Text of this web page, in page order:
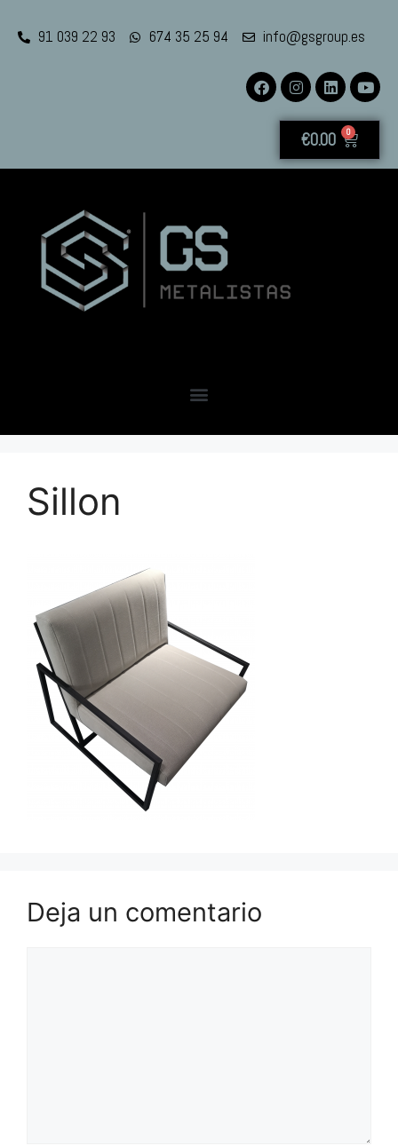
91 039 22 93 674 35 25 94 info@gsgroup.es
€0.00 0
Sillon
Deja un comentario